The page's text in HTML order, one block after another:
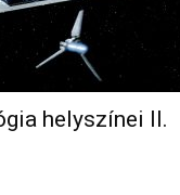
helyszínei II.